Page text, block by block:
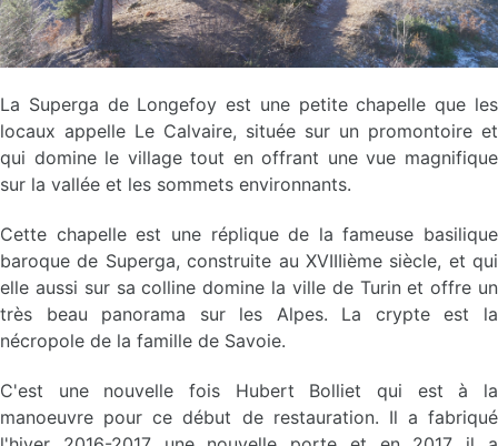
La Superga de Longefoy est une petite chapelle que les
locaux appelle Le Calvaire, située sur un promontoire et
qui domine le village tout en offrant une vue magnifique
sur la vallée et les sommets environnants.
Cette chapelle est une réplique de la fameuse basilique
baroque de Superga, construite au XVIIIième siècle, et qui
elle aussi sur sa colline domine la ville de Turin et offre un
très beau panorama sur les Alpes. La crypte est la
nécropole de la famille de Savoie.
C'est une nouvelle fois Hubert Bolliet qui est à la
manoeuvre pour ce début de restauration. Il a fabriqué